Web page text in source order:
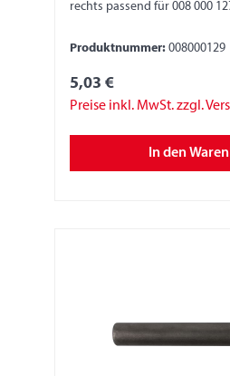
rechts passend für 008 000
Produktnummer: 008000129
5,03 €
Preise inkl. MwSt. zzgl.
In den